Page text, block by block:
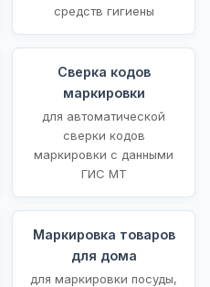
средств гигиены
Сверка кодов
маркировки
для автоматической
сверки кодов
маркировки с данными
ГИС МТ
Маркировка товаров
для дома
для маркировки посуды,